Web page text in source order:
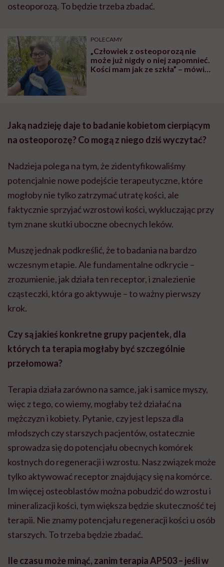
osteoporozą. To będzie trzeba zbadać.
POLECAMY
„Człowiek z osteoporozą nie
może już nigdy o niej zapomnieć.
Kości mam jak ze szkła” – mówi
Jaką nadzieję daje to badanie kobietom cierpiącym
na osteoporozę? Co mogą z niego dziś wyczytać?
Nadzieja polega na tym, że zidentyfikowaliśmy
potencjalnie nowe podejście terapeutyczne, które
mogłoby nie tylko zatrzymać utratę kości, ale
faktycznie sprzyjać wzrostowi kości, wykluczając przy
tym znane skutki uboczne obecnych leków.
Muszę jednak podkreślić, że to badania na bardzo
wczesnym etapie. Ale fundamentalne odkrycie –
zrozumienie, jak działa ten receptor, i znalezienie
cząsteczki, która go aktywuje – to ważny pierwszy
krok.
Czy są jakieś konkretne grupy pacjentek, dla
których ta terapia mogłaby być szczególnie
przełomowa?
Terapia działa zarówno na samce, jak i samice myszy,
więc z tego, co wiemy, mogłaby też działać na
mężczyzn i kobiety. Pytanie, czy jest lepsza dla
młodszych czy starszych pacjentów, ostatecznie
sprowadza się do potencjału obecnych komórek
kostnych do regeneracji i wzrostu. Nasz związek może
tylko aktywować receptor znajdujący się na komórce.
Im więcej osteoblastów można pobudzić do wzrostu i
mineralizacji kości, tym większa będzie skuteczność tej
terapii. Nie znamy potencjału regeneracji kości u osób
starszych. To trzeba będzie zbadać.
Ile czasu może minąć, zanim terapia AP503 – jeśli w